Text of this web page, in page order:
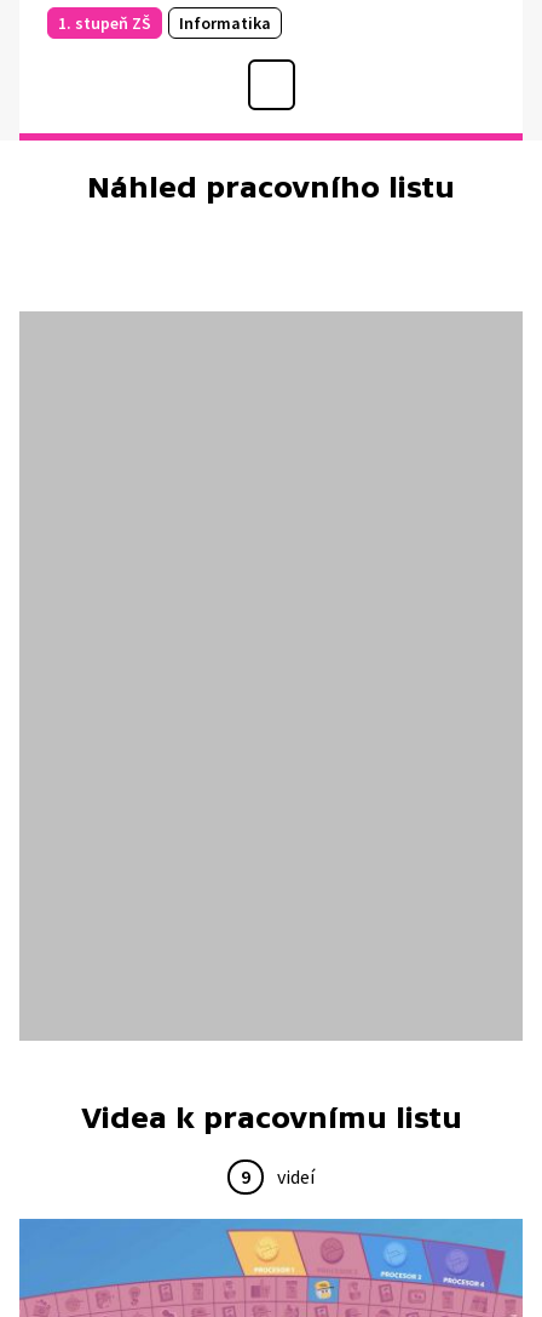
1. stupeň ZŠ Informatika
Náhled pracovního listu
Videa k pracovnímu listu
9 videí